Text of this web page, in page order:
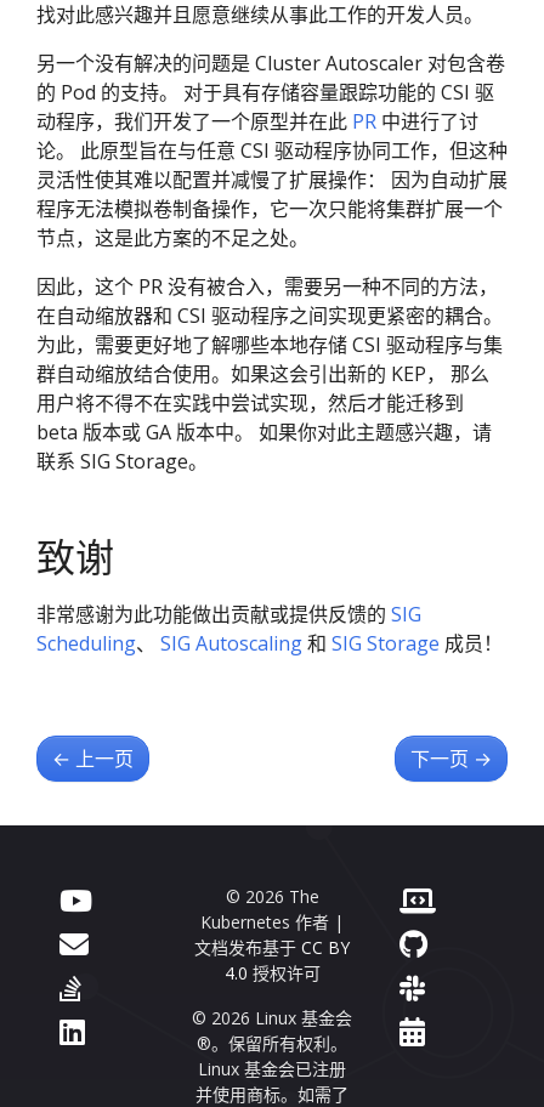
找对此感兴趣并且愿意继续从事此工作的开发人员。
另一个没有解决的问题是 Cluster Autoscaler 对包含卷
的 Pod 的支持。 对于具有存储容量跟踪功能的 CSI 驱
动程序，我们开发了一个原型并在此 PR 中进行了讨
论。 此原型旨在与任意 CSI 驱动程序协同工作，但这种
灵活性使其难以配置并减慢了扩展操作： 因为自动扩展
程序无法模拟卷制备操作，它一次只能将集群扩展一个
节点，这是此方案的不足之处。
因此，这个 PR 没有被合入，需要另一种不同的方法，
在自动缩放器和 CSI 驱动程序之间实现更紧密的耦合。
为此，需要更好地了解哪些本地存储 CSI 驱动程序与集
群自动缩放结合使用。如果这会引出新的 KEP， 那么
用户将不得不在实践中尝试实现，然后才能迁移到
beta 版本或 GA 版本中。 如果你对此主题感兴趣，请
联系 SIG Storage。
致谢
非常感谢为此功能做出贡献或提供反馈的 SIG
Scheduling、 SIG Autoscaling和 SIG Storage 成员！
← 上一页 下一页 →
© 2026 The
Kubernetes 作者 |
文档发布基于 CC BY
4.0 授权许可
© 2026 Linux 基金会
®。保留所有权利。
Linux 基金会已注册
并使用商标。如需了